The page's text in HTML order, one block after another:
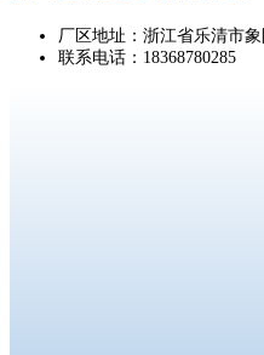
厂区地址：浙江省乐清市
联系电话：18368780285